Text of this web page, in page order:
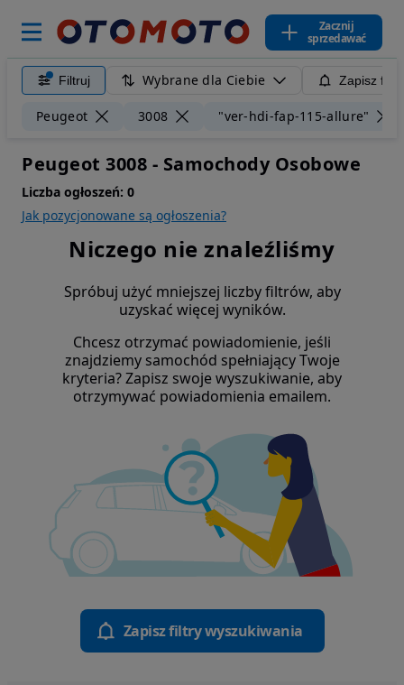
Zacznij
sprzedawać
Filtruj Wybrane dla Ciebie Zapisz
Peugeot 3008 "ver-hdi-fap-115-allure"
Peugeot 3008 - Samochody Osobowe
Liczba ogłoszeń: 0
Jak pozycjonowane są ogłoszenia?
Niczego nie znaleźliśmy
Spróbuj użyć mniejszej liczby filtrów, aby
uzyskać więcej wyników.
Chcesz otrzymać powiadomienie, jeśli
znajdziemy samochód spełniający Twoje
kryteria? Zapisz swoje wyszukiwanie, aby
otrzymywać powiadomienia emailem.
Zapisz filtry wyszukiwania